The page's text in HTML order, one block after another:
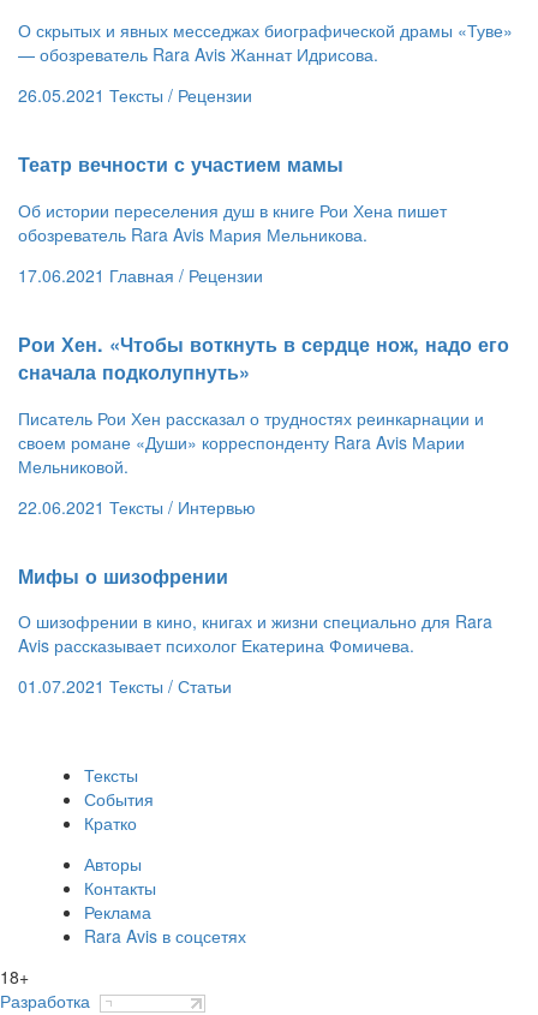
О скрытых и явных месседжах биографической драмы «Туве»
— обозреватель Rara Avis Жаннат Идрисова.
26.05.2021 Тексты / Рецензии
​Театр вечности с участием мамы
Об истории переселения душ в книге Рои Хена пишет
обозреватель Rara Avis Мария Мельникова.
17.06.2021 Главная / Рецензии
​Рои Хен. «Чтобы воткнуть в сердце нож, надо его
сначала подколупнуть»
Писатель Рои Хен рассказал о трудностях реинкарнации и
своем романе «Души» корреспонденту Rara Avis Марии
Мельниковой.
22.06.2021 Тексты / Интервью
​Мифы о шизофрении
О шизофрении в кино, книгах и жизни специально для Rara
Avis рассказывает психолог Екатерина Фомичева.
01.07.2021 Тексты / Статьи
Тексты
События
Кратко
Авторы
Контакты
Реклама
Rara Avis в соцсетях
18+
Разработка